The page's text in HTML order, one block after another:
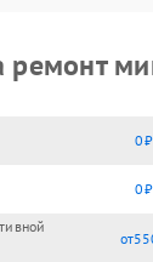
ремонт
0
0